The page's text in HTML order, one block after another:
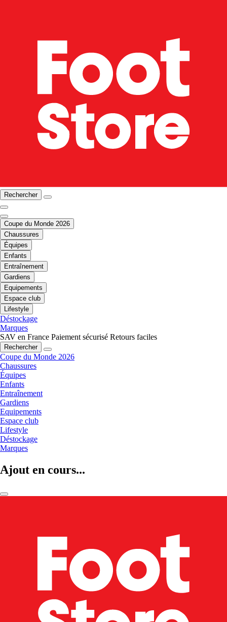
Rechercher
Coupe du Monde 2026
Chaussures
Équipes
Enfants
Entraînement
Gardiens
Equipements
Espace club
Lifestyle
Déstockage
Marques
SAV en France Paiement sécurisé Retours faciles
Rechercher
Coupe du Monde 2026
Chaussures
Équipes
Enfants
Entraînement
Gardiens
Equipements
Espace club
Lifestyle
Déstockage
Marques
Ajout en cours...